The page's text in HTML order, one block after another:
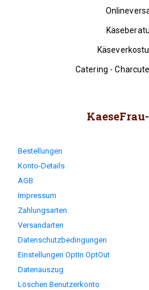
Catering -
Bestellungen
Konto-Details
AGB
Impressum
Zahlungsarten
Versandarten
Datenschutzbedingungen
Einstellungen OptIn OptOut
Datenauszug
Löschen Benutzerkonto